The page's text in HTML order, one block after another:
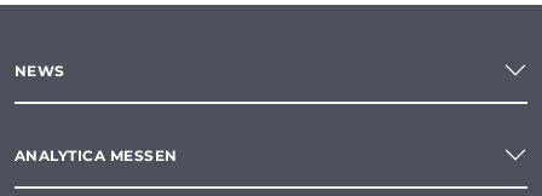
NEWS
ANALYTICA MESSEN